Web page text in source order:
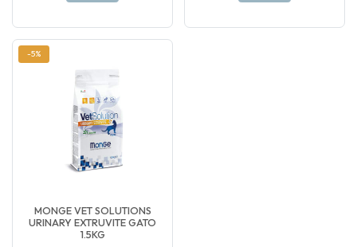
-5%
MONGE VET SOLUTIONS
URINARY EXTRUVITE GATO
1.5KG